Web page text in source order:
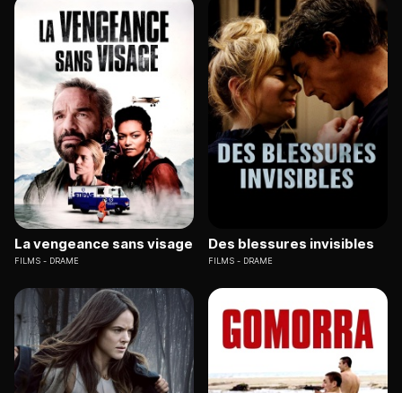
La vengeance sans visage
FILMS DRAME
Des blessures invisibles
FILMS DRAME